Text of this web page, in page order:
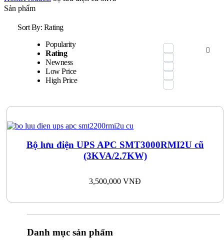
Sản phẩm
Sort By: Rating
Popularity
Rating
Newness
Low Price
High Price
Bộ lưu điện UPS APC SMT3000RMI2U cũ
(3KVA/2.7KW)
3,500,000VNĐ
Danh mục sản phẩm